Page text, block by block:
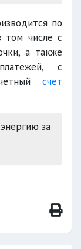
по
том числе с
а также
с
счет
за